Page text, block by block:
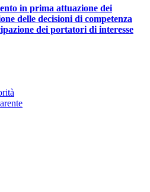
in prima attuazione dei
delle decisioni di competenza
dei portatori di interesse